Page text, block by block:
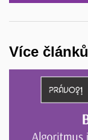
Více článků